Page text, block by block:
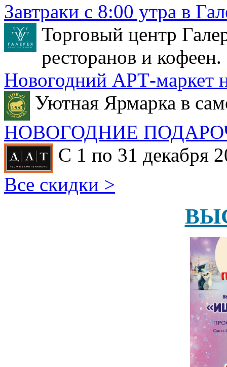
Завтраки с 8:00 утра в
Торговый центр
ресторанов и кофеен.
Новогодний АРТ-маркет
Уютная Ярмарка в
НОВОГОДНИЕ
С 1 по 31 декабря
Все скидки >